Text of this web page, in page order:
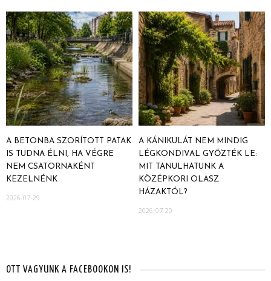
A BETONBA SZORÍTOTT PATAK
IS TUDNA ÉLNI, HA VÉGRE
NEM CSATORNAKÉNT
KEZELNÉNK
2026-07-29
A KÁNIKULÁT NEM MINDIG
LÉGKONDIVAL GYŐZTÉK LE:
MIT TANULHATUNK A
KÖZÉPKORI OLASZ
HÁZAKTÓL?
2026-07-20
OTT VAGYUNK A FACEBOOKON IS!